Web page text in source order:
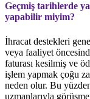
Geçmiş tarihlerde
yapabilir miyim?
İhracat destekleri
veya faaliyet
faturası kesilmiş ve
işlem yapmak çoğu
neden olur. Bu
uzmanlarıyla